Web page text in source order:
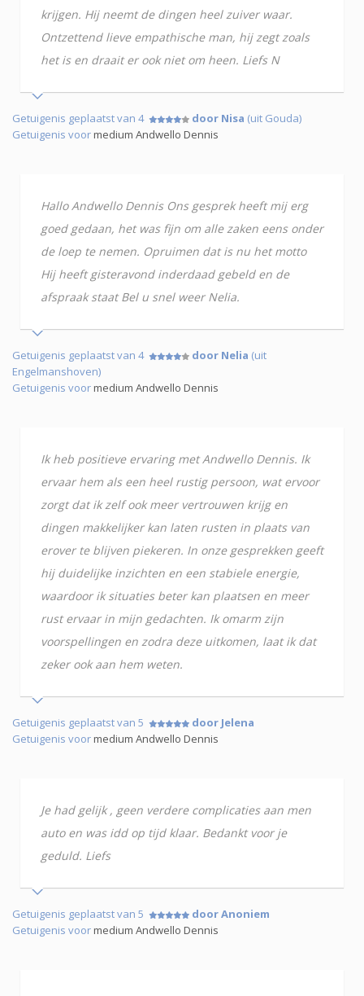
krijgen. Hij neemt de dingen heel zuiver waar.
Ontzettend lieve empathische man, hij zegt zoals
het is en draait er ook niet om heen. Liefs N
Getuigenis geplaatst van 4 door Nisa (uit Gouda)
Getuigenis voormedium Andwello Dennis
Hallo Andwello Dennis Ons gesprek heeft mij erg
goed gedaan, het was fijn om alle zaken eens onder
de loep te nemen. Opruimen dat is nu het motto
Hij heeft gisteravond inderdaad gebeld en de
afspraak staat Bel u snel weer Nelia.
Getuigenis geplaatst van 4 door Nelia (uit
Engelmanshoven)
Getuigenis voormedium Andwello Dennis
Ik heb positieve ervaring met Andwello Dennis. Ik
ervaar hem als een heel rustig persoon, wat ervoor
zorgt dat ik zelf ook meer vertrouwen krijg en
dingen makkelijker kan laten rusten in plaats van
erover te blijven piekeren. In onze gesprekken geeft
hij duidelijke inzichten en een stabiele energie,
waardoor ik situaties beter kan plaatsen en meer
rust ervaar in mijn gedachten. Ik omarm zijn
voorspellingen en zodra deze uitkomen, laat ik dat
zeker ook aan hem weten.
Getuigenis geplaatst van 5
door Jelena
Getuigenis voormedium Andwello Dennis
Je had gelijk , geen verdere complicaties aan men
auto en was idd op tijd klaar. Bedankt voor je
geduld. Liefs
Getuigenis geplaatst van 5
door Anoniem
Getuigenis voormedium Andwello Dennis